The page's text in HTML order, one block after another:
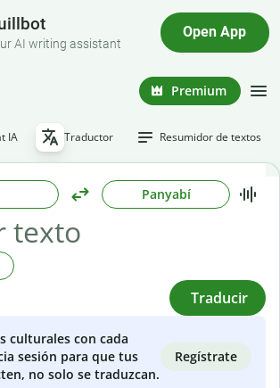
AI writing assistant
Open App
Premium
IA Traductor Resumidor de textos
Panyabí
Traducir
culturales con cada
sesión para que tus
no solo se traduzcan.
Regístrate